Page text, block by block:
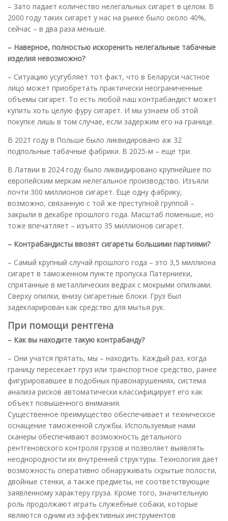
– Зато падает количество нелегальных сигарет в целом. В
2000 году таких сигарет у нас на рынке было около 40%,
сейчас – в два раза меньше.
– Наверное, полностью искоренить нелегальные табачные
изделия невозможно?
– Ситуацию усугубляет тот факт, что в Беларуси частное
лицо может приобретать практически неограниченные
объемы сигарет. То есть любой наш контрабандист может
купить хоть целую фуру сигарет. И мы узнаем об этой
покупке лишь в том случае, если задержим его на границе.
В 2021 году в Польше было ликвидировано аж 32
подпольные табачные фабрики. В 2025-м – еще три.
В Латвии в 2024 году было ликвидировано крупнейшее по
европейским меркам нелегальное производство. Изъяли
почти 300 миллионов сигарет. Еще одну фабрику,
возможно, связанную с той же преступной группой –
закрыли в декабре прошлого года. Масштаб поменьше, но
тоже впечатляет – изъято 35 миллионов сигарет.
– Контрабандисты ввозят сигареты большими партиями?
– Самый крупный случай прошлого года – это 3,5 миллиона
сигарет в таможенном пункте пропуска Патерниеки,
спрятанные в металлических ведрах с мокрыми опилками.
Сверху опилки, внизу сигаретные блоки. Груз был
задекларирован как средство для мытья рук.
При помощи рентгена
– Как вы находите такую контрабанду?
– Они учатся прятать, мы – находить. Каждый раз, когда
границу пересекает груз или транспортное средство, ранее
фигурировавшее в подобных правонарушениях, система
анализа рисков автоматически классифицирует его как
объект повышенного внимания.
Существенное преимущество обеспечивает и техническое
оснащение таможенной службы. Используемые нами
сканеры обеспечивают возможность детального
рентгеновского контроля грузов и позволяет выявлять
неоднородности их внутренней структуры. Технология дает
возможность оперативно обнаруживать скрытые полости,
двойные стенки, а также предметы, не соответствующие
заявленному характеру груза. Кроме того, значительную
роль продолжают играть служебные собаки, которые
являются одним из эффективных инструментов